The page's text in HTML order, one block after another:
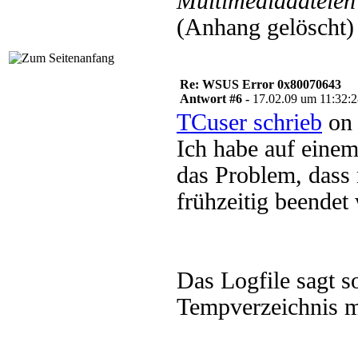
(Anhang gelöscht)
Re: WSUS Error 0x80070643
Antwort #6 - 17.02.09 um
TCuser schrieb
Ich habe auf
das Problem,
frühzeitig
Das Logfile sagt
Tempverzeichnis